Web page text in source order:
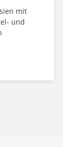
mit
und